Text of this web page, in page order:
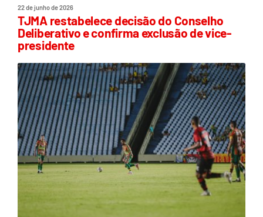
22 de junho de 2026
TJMA restabelece decisão do Conselho
Deliberativo e confirma exclusão de vice-
presidente